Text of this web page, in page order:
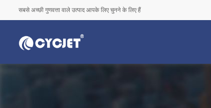
सबसे अच्छी गुणवत्ता वाले उत्पाद आपके लिए चुनने के लिए हैं